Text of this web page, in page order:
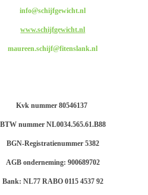
info@schijfgewicht.nl
www.schijfgewicht.nl
maureen.schijf@fitenslank.nl
Kvk nummer 80546137
BTW nummer NL0034.565.61.B88
BGN-Registratienummer 5382
AGB onderneming: 900689702
Bank: NL77 RABO 0115 4537 92